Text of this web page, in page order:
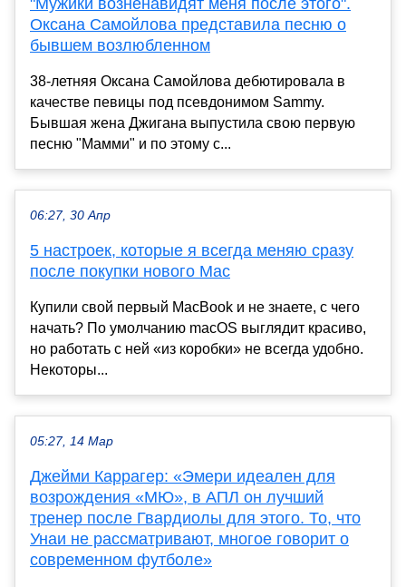
Оксана Самойлова представила песню о
бывшем возлюбленном
38-летняя Оксана Самойлова дебютировала в
качестве певицы под псевдонимом Sammy.
Бывшая жена Джигана выпустила свою первую
песню "Мамми" и по этому с...
06:27, 30 Апр
5 настроек, которые я всегда меняю сразу
после покупки нового Mac
Купили свой первый MacBook и не знаете, с чего
начать? По умолчанию macOS выглядит красиво,
но работать с ней «из коробки» не всегда удобно.
Некоторы...
05:27, 14 Мар
Джейми Каррагер: «Эмери идеален для
возрождения «МЮ», в АПЛ он лучший
тренер после Гвардиолы для этого. То, что
Унаи не рассматривают, многое говорит о
современном футболе»